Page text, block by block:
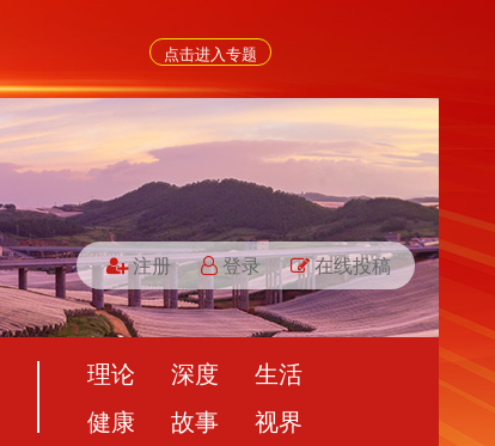
点击进入专题
注册 登录 在线投稿
理论 深度
生活
健康
故事 视界